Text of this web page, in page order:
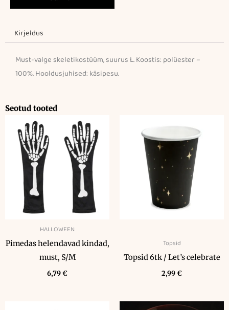
Kirjeldus
Must-valge skeletikostüüm, suurus L. Koostis: polüester –
100%. Hooldusjuhised: käsipesu.
Seotud tooted
HALLOWEEN
Pimedas helendavad kindad,
must, S/M
6,79€
Topsid
Topsid 6tk / Let’s celebrate
2,99€